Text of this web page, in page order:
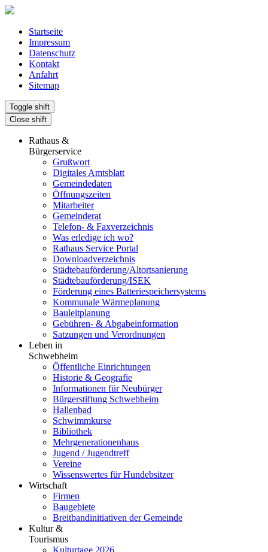
Startseite
Impressum
Datenschutz
Kontakt
Anfahrt
Sitemap
Toggle shift
Close shift
Rathaus &
Bürgerservice
Grußwort
Digitales Amtsblatt
Gemeindedaten
Öffnungszeiten
Mitarbeiter
Gemeinderat
Telefon- & Faxverzeichnis
Was erledige ich wo?
Rathaus Service Portal
Downloadverzeichnis
Städtebauförderung/Altortsanierung
Städtebauförderung/ISEK
Förderung eines Batteriespeichersystems
Kommunale Wärmeplanung
Bauleitplanung
Gebühren- & Abgabeinformation
Satzungen und Verordnungen
Leben in
Schwebheim
Öffentliche Einrichtungen
Historie & Geografie
Informationen für Neubürger
Bürgerstiftung Schwebheim
Hallenbad
Schwimmkurse
Bibliothek
Mehrgenerationenhaus
Jugend / Jugendtreff
Vereine
Wissenswertes für Hundebsitzer
Wirtschaft
Firmen
Baugebiete
Breitbandinitiativen der Gemeinde
Kultur &
Tourismus
Kulturtage 2026